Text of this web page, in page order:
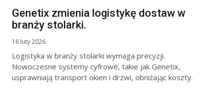
Genetix zmienia logistykę dostaw w
branży stolarki.
16 luty 2026
Logistyka w branży stolarki wymaga precyzji.
Nowoczesne systemy cyfrowe, takie jak Genetix,
usprawniają transport okien i drzwi, obniżając koszty.